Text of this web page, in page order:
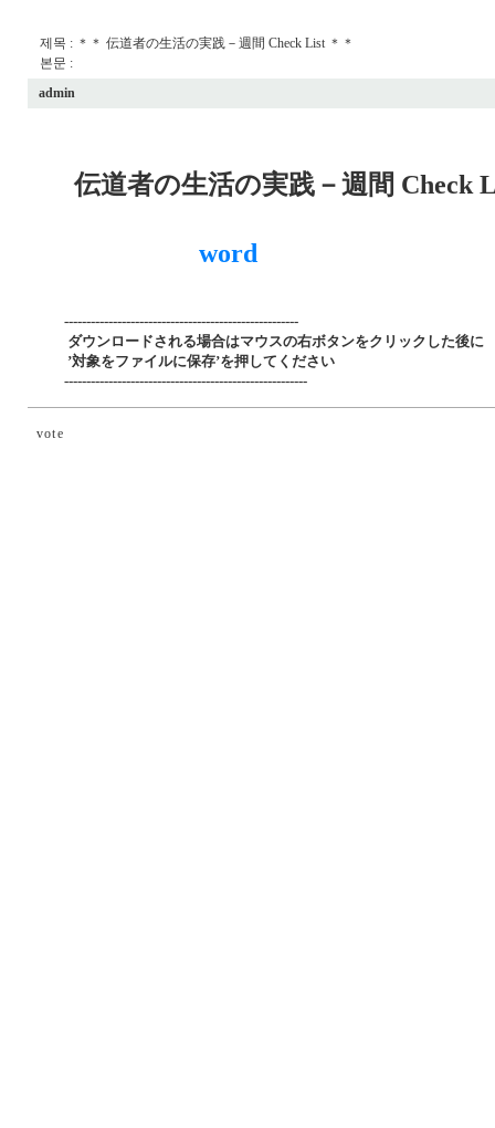
제목 : ＊＊ 伝道者の生活の実践－週間 Check List ＊＊
본문 :
admin
伝道者の生活の実践－週間 Check
word
-----------------------------------------------------
ダウンロードされる場合はマウスの右ボタンをクリックした後に
’対象をファイルに保存’を押してください
-------------------------------------------------------
vote